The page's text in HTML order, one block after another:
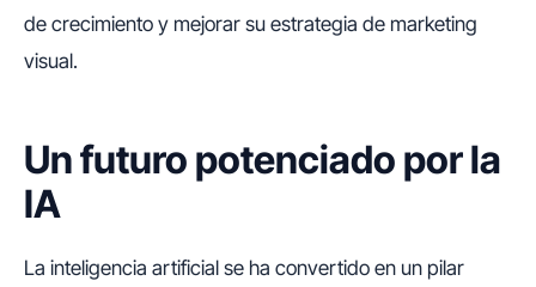
de crecimiento y mejorar su estrategia de marketing
visual.
Un futuro potenciado por la
IA
La inteligencia artificial se ha convertido en un pilar